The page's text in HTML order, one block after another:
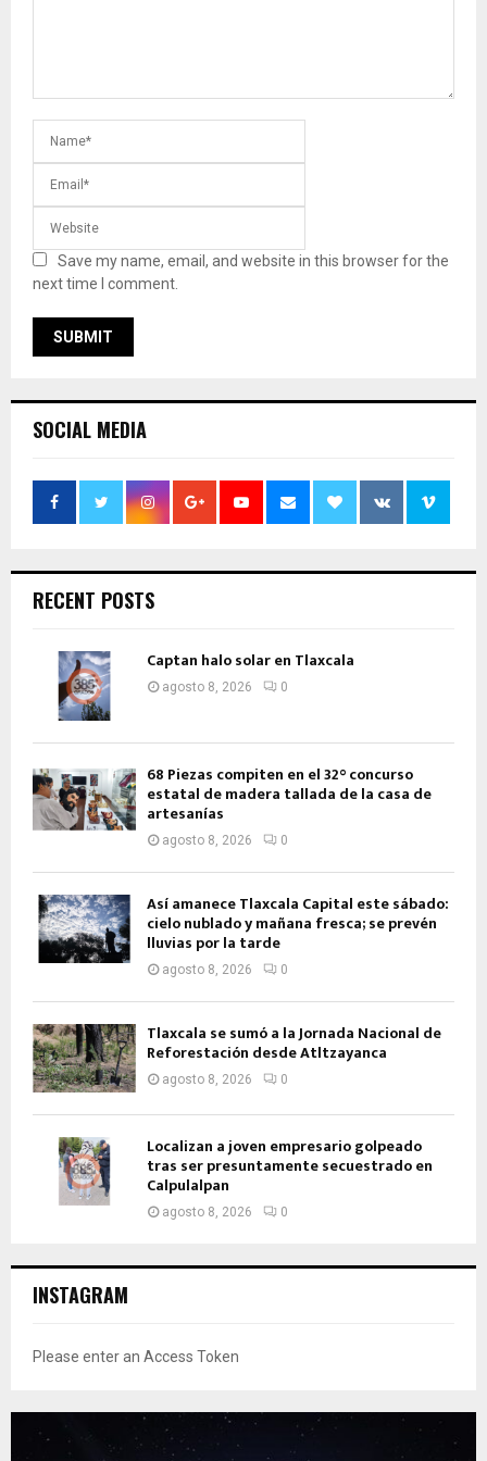
Save my name, email, and website in this browser for the
next time I comment.
SOCIAL MEDIA
RECENT POSTS
Captan halo solar en Tlaxcala
agosto 8, 2026 0
68 Piezas compiten en el 32° concurso
estatal de madera tallada de la casa de
artesanías
agosto 8, 2026 0
Así amanece Tlaxcala Capital este sábado:
cielo nublado y mañana fresca; se prevén
lluvias por la tarde
agosto 8, 2026 0
Tlaxcala se sumó a la Jornada Nacional de
Reforestación desde Atltzayanca
agosto 8, 2026 0
Localizan a joven empresario golpeado
tras ser presuntamente secuestrado en
Calpulalpan
agosto 8, 2026 0
INSTAGRAM
Please enter an Access Token